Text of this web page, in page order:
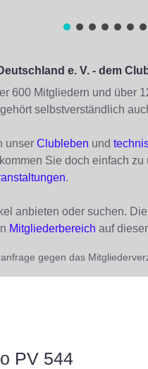
e. V. - dem
600 Mitgliedern und
selbstverständlich
unser Clubleben und
Sie doch einfach
.
anbieten oder suchen.
Mitgliederbereich auf
gegen das
PV 544